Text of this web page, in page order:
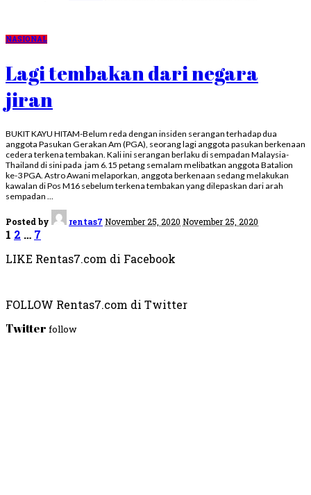
NASIONAL
Lagi tembakan dari negara
jiran
BUKIT KAYU HITAM-Belum reda dengan insiden serangan terhadap dua
anggota Pasukan Gerakan Am (PGA), seorang lagi anggota pasukan berkenaan
cedera terkena tembakan. Kali ini serangan berlaku di sempadan Malaysia-
Thailand di sini pada jam 6.15 petang semalam melibatkan anggota Batalion
ke-3 PGA. Astro Awani melaporkan, anggota berkenaan sedang melakukan
kawalan di Pos M16 sebelum terkena tembakan yang dilepaskan dari arah
sempadan ...
Posted by rentas7 November 25, 2020 November 25, 2020
1 2 … 7
LIKE Rentas7.com di Facebook
FOLLOW Rentas7.com di Twitter
Twitter follow